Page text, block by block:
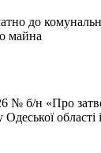
до
майна
№ б/н «Про